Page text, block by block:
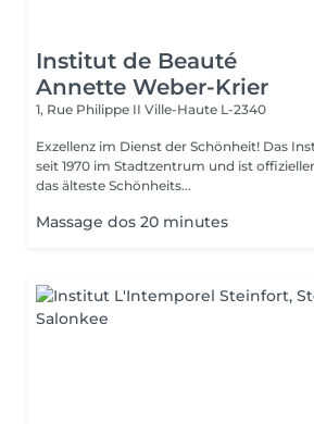
Institut de Beauté
Annette Weber-Krier
1, Rue Philippe II Ville-Haute L-2340
Exzellenz im Dienst der Schönheit! Das Institut befindet sich
seit 1970 im Stadtzentrum und ist
das älteste Schönheits...
Massage dos 20 minutes